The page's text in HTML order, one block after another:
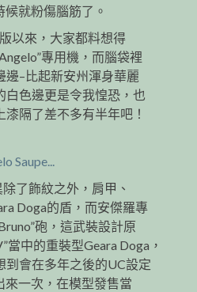
就粉傷腦筋了。
以來，大家都料想得
專用機，而腦袋裡
邊–比起新安州渾身華麗
白色邊更是令我惶恐，也
隔了差不多有半年吧！
了飾紋之外，肩甲、
Doga的盾，而安傑羅專
砲，這武裝設計原
當中的重裝型Geara Doga，
到會在多年之後的UC設定
一次，在模型發售當